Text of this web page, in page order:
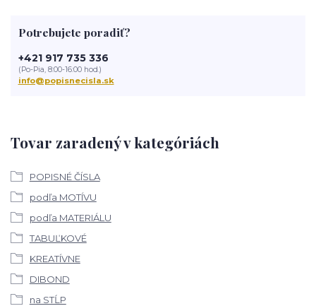
Tovar zaradený v kategóriách
POPISNÉ ČÍSLA
podľa MOTÍVU
podľa MATERIÁLU
TABUĽKOVÉ
KREATÍVNE
DIBOND
na STĹP
Potrebujete poradiť?
+421 917 735 336
(Po-Pia, 8:00-16:00 hod.)
info@popisnecisla.sk